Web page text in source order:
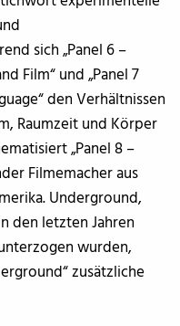
sich „Panel 6 –
Film“ und „Panel 7
den Verhältnissen
Raumzeit und Körper
„Panel 8 –
Filmemacher aus
Underground,
den letzten Jahren
wurden,
zusätzliche